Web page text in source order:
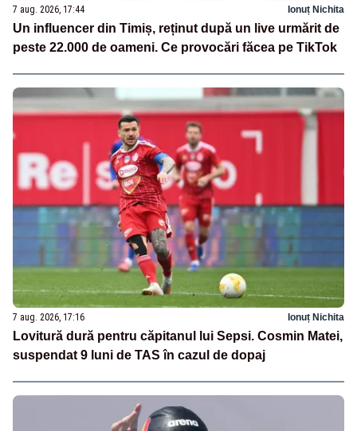
7 aug. 2026, 17:44 Ionuț Nichita
Un influencer din Timiș, reținut după un live urmărit de
peste 22.000 de oameni. Ce provocări făcea pe TikTok
7 aug. 2026, 17:16 Ionuț Nichita
Lovitură dură pentru căpitanul lui Sepsi. Cosmin Matei,
suspendat 9 luni de TAS în cazul de dopaj